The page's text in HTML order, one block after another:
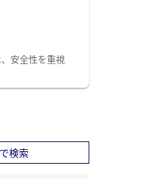
安全性を重視
検索